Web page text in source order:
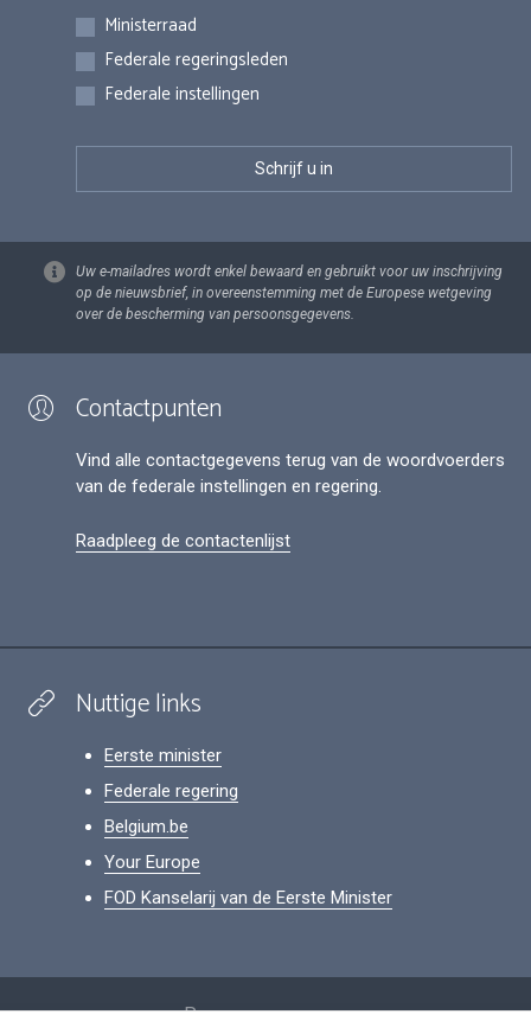
Inschrijvingen
Ministerraad
Federale regeringsleden
Federale instellingen
Uw e-mailadres wordt enkel bewaard en gebruikt voor uw inschrijving
op de nieuwsbrief, in overeenstemming met de Europese wetgeving
over de bescherming van persoonsgegevens.
Contactpunten
Vind alle contactgegevens terug van de woordvoerders
van de federale instellingen en regering.
Raadpleeg de contactenlijst
Nuttige links
Eerste minister
Federale regering
Belgium.be
Your Europe
FOD Kanselarij van de Eerste Minister
Persoonsgegevens